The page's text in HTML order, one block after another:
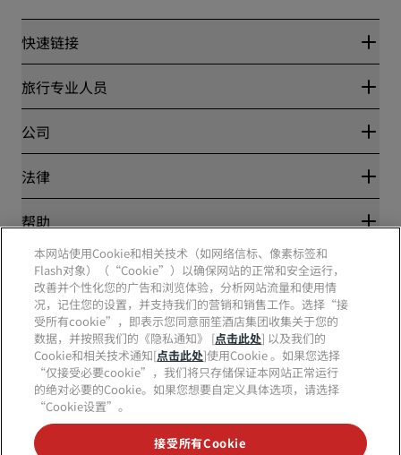
快速链接
丽赏会
Blog
目的地
丽笙酒店集团APP
体育认证酒店
家庭友好型酒店
旅行专业人员
合作伙伴
公司
丽笙酒店集团
工作机会 RHG
工作机会 PPHE
工作机会 EHL
The Club by RHG
发展机会
责任经营
采购
法律
隐私中心
丽赏会条款和条件
网站使用协议
数字无障碍
现代奴隶制声明
帮助
消费者警示
联系方式
常见问题
网站地图
社交媒体
丽笙酒店集团品牌
本网站使用Cookie和相关技术（如网络信标、像素标签和
Flash对象）（“Cookie”）以确保网站的正常和安全运行，
改善并个性化您的广告和浏览体验，分析网站流量和使用情
况，记住您的设置，并支持我们的营销和销售工作。选择“接
受所有cookie”，即表示您同意丽笙酒店集团收集关于您的
数据，并按照我们的《隐私通知》 [点击此处] 以及我们的
Cookie和相关技术通知[点击此处]使用Cookie 。如果您选择
“仅接受必要cookie”，我们将只存储保证本网站正常运行
的绝对必要的Cookie。如果您想要自定义具体选项，请选择
“Cookie设置”。
接受所有Cookie